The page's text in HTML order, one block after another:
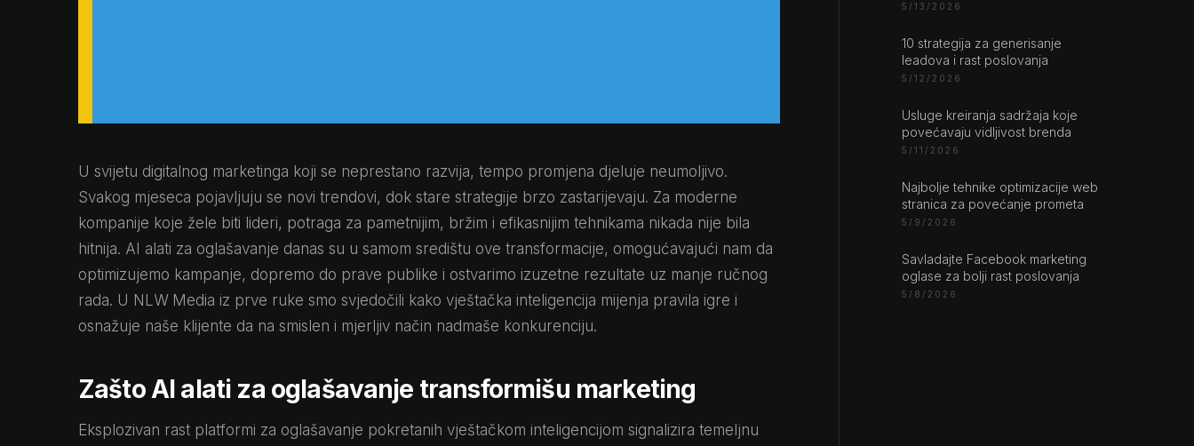
U svijetu digitalnog marketinga koji se neprestano razvija, tempo promjena djeluje neumoljivo.
Svakog mjeseca pojavljuju se novi trendovi, dok stare strategije brzo zastarijevaju. Za moderne
kompanije koje žele biti lideri, potraga za pametnijim, bržim i efikasnijim tehnikama nikada nije bila
hitnija. AI alati za oglašavanje danas su u samom središtu ove transformacije, omogućavajući nam da
optimizujemo kampanje, dopremo do prave publike i ostvarimo izuzetne rezultate uz manje ručnog
rada. U NLW Media iz prve ruke smo svjedočili kako vještačka inteligencija mijenja pravila igre i
osnažuje naše klijente da na smislen i mjerljiv način nadmaše konkurenciju.
Zašto AI alati za oglašavanje transformišu marketing
Eksplozivan rast platformi za oglašavanje pokretanih vještačkom inteligencijom signalizira temeljnu
5/13/2026
10 strategija za generisanje
leadova i rast poslovanja
5/12/2026
Usluge kreiranja sadržaja koje
povećavaju vidljivost brenda
5/11/2026
Najbolje tehnike optimizacije web
stranica za povećanje prometa
5/9/2026
Savladajte Facebook marketing
oglase za bolji rast poslovanja
5/8/2026